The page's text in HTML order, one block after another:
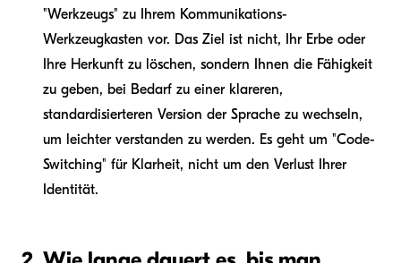
"Werkzeugs" zu Ihrem Kommunikations-
Werkzeugkasten vor. Das Ziel ist nicht, Ihr Erbe oder
Ihre Herkunft zu löschen, sondern Ihnen die Fähigkeit
zu geben, bei Bedarf zu einer klareren,
standardisierteren Version der Sprache zu wechseln,
um leichter verstanden zu werden. Es geht um "Code-
Switching" für Klarheit, nicht um den Verlust Ihrer
Identität.